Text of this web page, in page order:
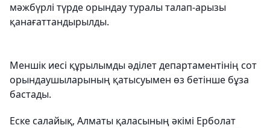
мәжбүрлі түрде орындау туралы талап-арызы
қанағаттандырылды.
Меншік иесі құрылымды әділет департаментінің сот
орындаушыларының қатысуымен өз бетінше бұза
бастады.
Еске салайық, Алматы қаласының әкімі Ерболат